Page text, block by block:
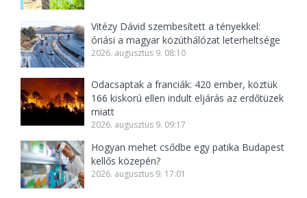
Vitézy Dávid szembesített a tényekkel:
óriási a magyar közúthálózat leterheltsége
2026. augusztus 9. 08:10
Odacsaptak a franciák: 420 ember, köztük
166 kiskorú ellen indult eljárás az erdőtüzek
miatt
2026. augusztus 9. 09:17
Hogyan mehet csődbe egy patika Budapest
kellős közepén?
2026. augusztus 9. 17:01